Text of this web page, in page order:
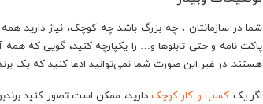
شما در سازمانتان ، چه بزرگ باشد چه کوچک، نیاز دارید
پاکت نامه و حتی تابلوها و… را یکپارچه کنید، گویی که
هستند. در غیر این صورت شما نمی‌توانید ادعا کنید که یک برند
اگر یک کسب و کار کوچکدارید، ممکن است تصور کنید